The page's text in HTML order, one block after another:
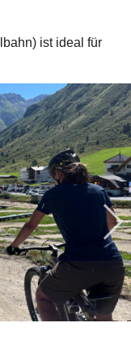
ist ideal für